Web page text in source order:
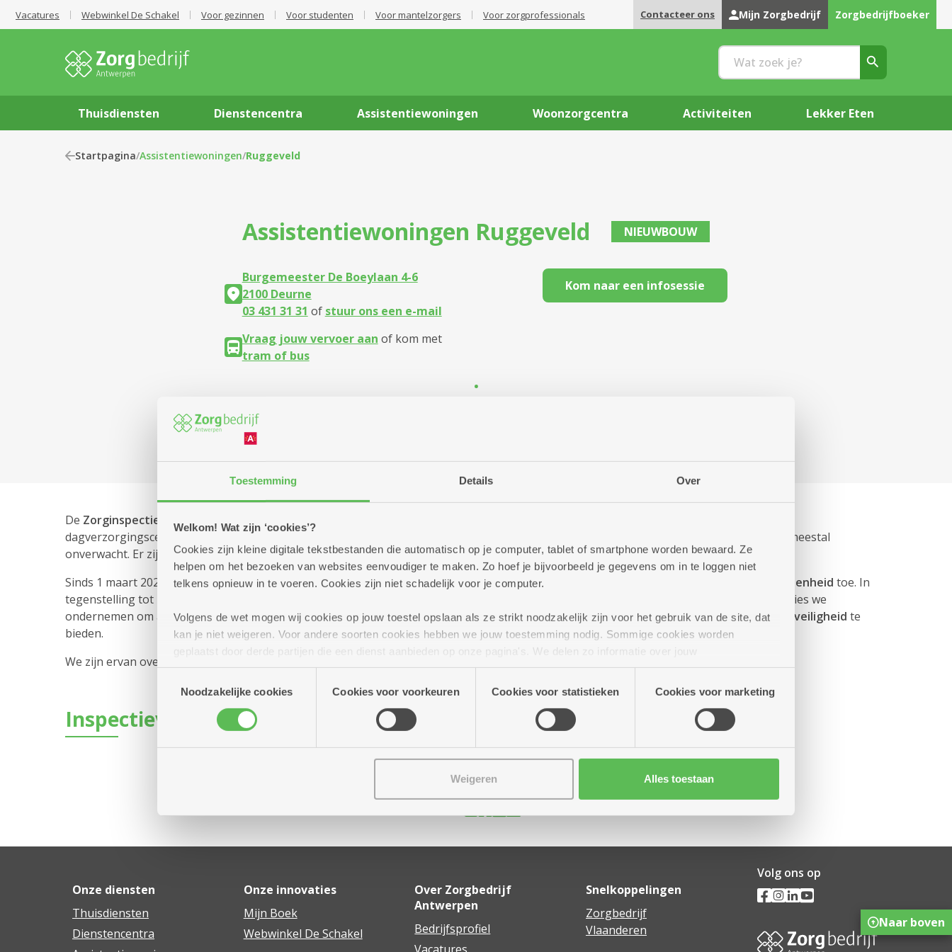
Toestemming Details Over
Welkom! Wat zijn ‘cookies’?
Cookies zijn kleine digitale tekstbestanden die automatisch op je computer, tablet of smartphone worden bewaard. Ze
helpen om het bezoeken van websites eenvoudiger te maken. Zo hoef je bijvoorbeeld je gegevens om in te loggen niet
telkens opnieuw in te voeren. Cookies zijn niet schadelijk voor je computer.
Volgens de wet mogen wij cookies op jouw toestel opslaan als ze strikt noodzakelijk zijn voor het gebruik van de site, dat
kan je niet weigeren. Voor andere soorten cookies hebben we jouw toestemming nodig. Sommige cookies worden
geplaatst door derde partijen die een dienst aanbieden op onze pagina's. We delen zo informatie over jouw
(geanonimiseerd) gebruik van onze site voor social media, advertenties en analyse. Deze partners kunnen deze gegevens
combineren met andere informatie die je aan hen verstrekte.
Noodzakelijke cookies
Cookies voor voorkeuren Cookies voor statistieken Cookies voor marketing
Weigeren Alles toestaan
Vacatures Webwinkel De Schakel Voor gezinnen Voor studenten Voor mantelzorgers Voor zorgprofessionals Contacteer ons Mijn Zorgbedrijf Zorgbedrijfboeker
Thuisdiensten Dienstencentra Assistentiewoningen Woonzorgcentra Activiteiten Lekker Eten
Startpagina/Assistentiewoningen/Ruggeveld
Assistentiewoningen Ruggeveld NIEUWBOUW
Burgemeester De Boeylaan 4-6
2100 Deurne
03 431 31 31 of stuur ons een e-mail
Vraag jouw vervoer aan of kom met
tram of bus
Kom naar een infosessie
.
De Zorginspectie van de Vlaamse Overheid
streeft ernaar om elk erkend woonzorgcentrum om de vier jaar te inspecteren. Ook de
dagverzorgingscentra, centra voor kortverblijf en groep assistentiewoningen worden regelmatig geïnspecteerd. Een
gebeurt meestal
onverwacht. Er zijn verschillende soorten inspecties: algemene, thematische, bij de opstart van een nieuw centrum...
Sinds 1 maart 2022 publiceert het Departement Zorg van de Vlaamse Overheid dieinspectieverslagen openheid toe. In
tegenstelling tot het Departement Zorg voegen wij op onze website ook onze
toe. Zo zie je heel duidelijk welke acties we
ondernemen om aan deerkenningsnormente voldoen en om de bewoners van het woonzorgcentrum een goede kwaliteit van zorg en veiligheid te
bieden.
We zijn ervan overtuigd dat we dag in, dag uit kwalitatief en met de beste zorg klaarstaan voor de bewoners.
Inspectieverslag
Onze diensten
Thuisdiensten
Dienstencentra
Onze innovaties
Mijn Boek
Webwinkel De Schakel
Over Zorgbedrijf
Antwerpen
Bedrijfsprofiel
Snelkoppelingen
Zorgbedrijf
Vlaanderen
Volg ons op
Naar boven